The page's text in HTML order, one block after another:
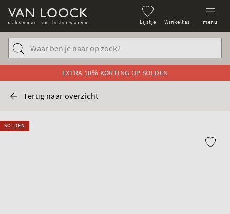
Lijstje Winkeltas menu
EXTRA 10% KORTING OP SOLDEN
Terug naar overzicht
SOLDEN